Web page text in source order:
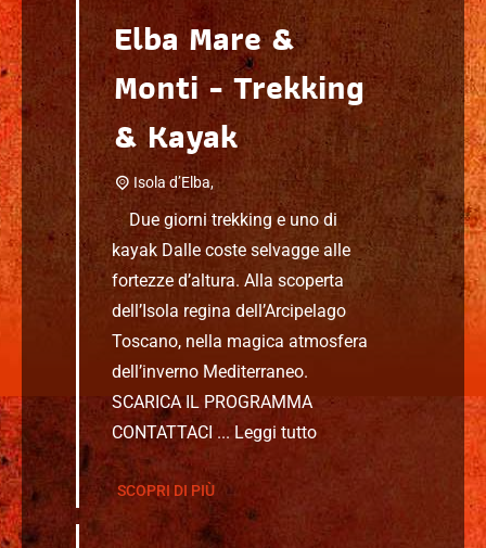
Elba Mare &
Monti - Trekking
& Kayak
Isola d’Elba,
Due giorni trekking e uno di
kayak Dalle coste selvagge alle
fortezze d’altura. Alla scoperta
dell’Isola regina dell’Arcipelago
Toscano, nella magica atmosfera
dell’inverno Mediterraneo.
SCARICA IL PROGRAMMA
CONTATTACI ... Leggi tutto
SCOPRI DI PIÙ